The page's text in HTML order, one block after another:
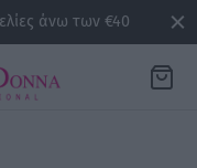
άνω των €40